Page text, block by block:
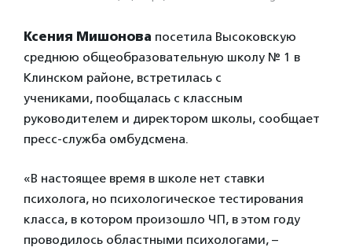
Ксения Мишонова посетила Высоковскую
среднюю общеобразовательную школу № 1 в
Клинском районе, встретилась с
учениками, пообщалась с классным
руководителем и директором школы, сообщает
пресс-служба омбудсмена.
«В настоящее время в школе нет ставки
психолога, но психологическое тестирования
класса, в котором произошло ЧП, в этом году
проводилось областными психологами, –